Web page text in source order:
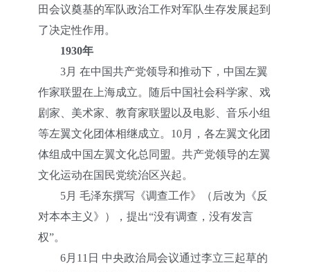
田会议奠基的军队政治工作对军队生存发展起到
了决定性作用。
1930年
3月 在中国共产党领导和推动下，中国左翼
作家联盟在上海成立。随后中国社会科学家、戏
剧家、美术家、教育家联盟以及电影、音乐小组
等左翼文化团体相继成立。10月，各左翼文化团
体组成中国左翼文化总同盟。共产党领导的左翼
文化运动在国民党统治区兴起。
5月 毛泽东撰写《调查工作》（后改为《反
对本本主义》），提出“没有调查，没有发言
权”。
6月11日 中央政治局会议通过李立三起草的